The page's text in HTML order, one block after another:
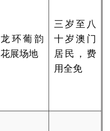
龙环葡韵
花展场地
三岁至八
十岁澳门
居民，费
用全免